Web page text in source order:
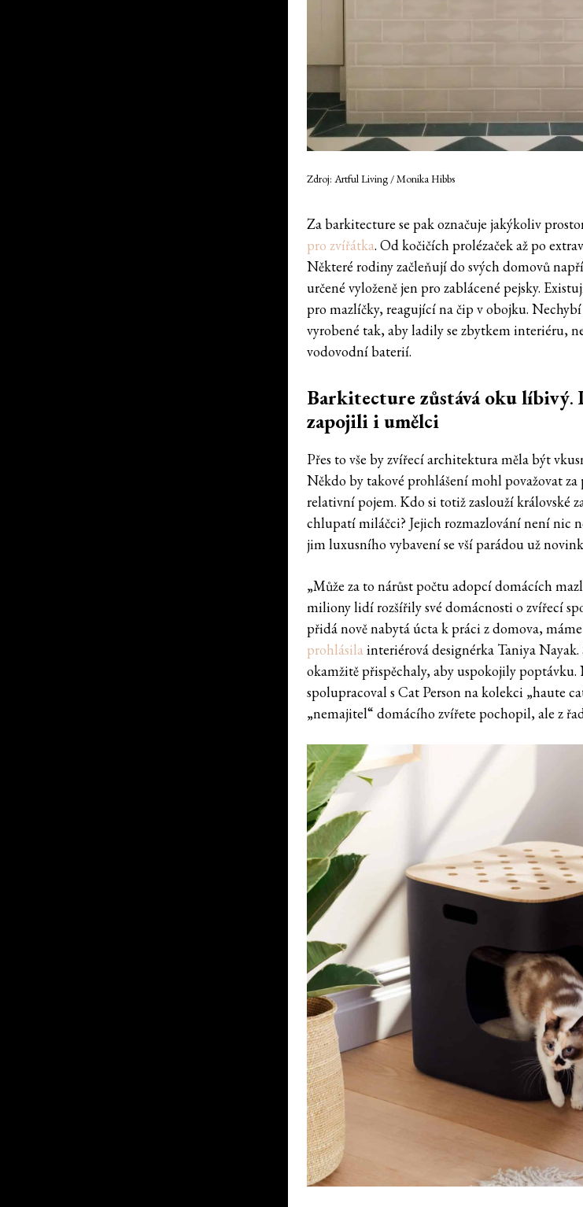
Zdroj: Artful Living / Monika Hibbs
Za barkitecture se pak označuje jakýkoliv
pro zvířátka. Od kočičích prolézaček až po
Některé rodiny začleňují do svých domovů
určené vyloženě jen pro zablácené pejsky.
pro mazlíčky, reagující na čip v obojku.
vyrobené tak, aby ladily se zbytkem interiéru,
vodovodní baterií.
Barkitecture zůstává oku líbivý.
zapojili i umělci
Přes to vše by zvířecí architektura měla být
Někdo by takové prohlášení mohl považovat
relativní pojem. Kdo si totiž zaslouží královské
chlupatí miláčci? Jejich rozmazlování není nic
jim luxusního vybavení se vší parádou už
„Může za to nárůst počtu adopcí domácích
miliony lidí rozšířily své domácnosti o zvířecí
přidá nově nabytá úcta k práci z domova,
prohlásilainteriérová designérka Taniya Nayak.
okamžitě přispěchaly, aby uspokojily
spolupracoval s Cat Person na kolekci „haute
„nemajitel“ domácího zvířete pochopil, ale z